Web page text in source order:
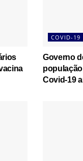
COVID-19
Governo
Covid-19